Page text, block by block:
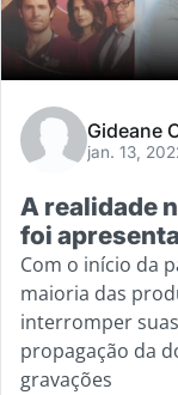
Gideane
jan. 13,
A realidade
foi
Com o início da
maioria das
interromper
propagação da
gravações